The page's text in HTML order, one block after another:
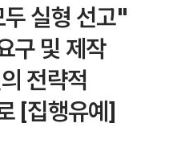
실형 선고"
구 및 제작
전략적
[집행유예]